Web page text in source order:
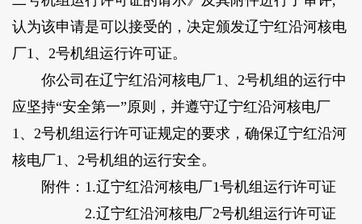
认为该申请是可以接受的，决定颁发辽宁红沿河核电
厂1、2号机组运行许可证。
你公司在辽宁红沿河核电厂1、2号机组的运行中
应坚持“安全第一”原则，并遵守辽宁红沿河核电厂
1、2号机组运行许可证规定的要求，确保辽宁红沿河
核电厂1、2号机组的运行安全。
附件：1.辽宁红沿河核电厂1号机组运行许可证
2.辽宁红沿河核电厂2号机组运行许可证